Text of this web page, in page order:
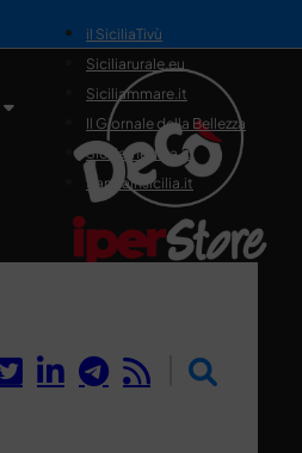
il SiciliaTivù
Siciliarurale.eu
Siciliammare.it
Il Giornale della Bellezza
Siciliamedica.it
Sanitainsicilia.it